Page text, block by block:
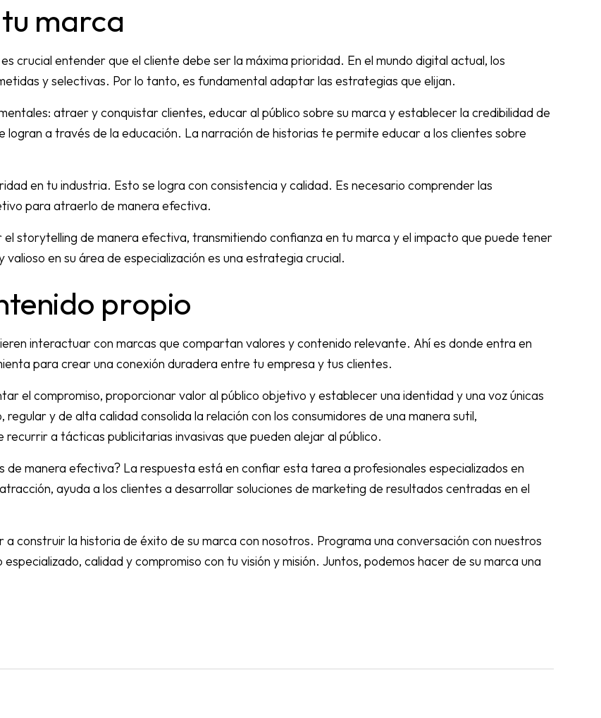
marca
crucial entender que el cliente debe ser la máxima prioridad. En el mundo digital actual, los
y selectivas. Por lo tanto, es fundamental adaptar las estrategias que elijan.
atraer y conquistar clientes, educar al público sobre su marca y establecer la credibilidad de
logran a través de la educación. La narración de historias te permite educar a los clientes sobre
en tu industria. Esto se logra con consistencia y calidad. Es necesario comprender las
para atraerlo de manera efectiva.
storytelling de manera efectiva, transmitiendo confianza en tu marca y el impacto que puede tener
en su área de especialización es una estrategia crucial.
propio
interactuar con marcas que compartan valores y contenido relevante. Ahí es donde entra en
para crear una conexión duradera entre tu empresa y tus clientes.
el compromiso, proporcionar valor al público objetivo y establecer una identidad y una voz únicas
y de alta calidad consolida la relación con los consumidores de una manera sutil,
a tácticas publicitarias invasivas que pueden alejar al público.
manera efectiva? La respuesta está en confiar esta tarea a profesionales especializados en
ayuda a los clientes a desarrollar soluciones de marketing de resultados centradas en el
construir la historia de éxito de su marca con nosotros. Programa una conversación con nuestros
calidad y compromiso con tu visión y misión. Juntos, podemos hacer de su marca una